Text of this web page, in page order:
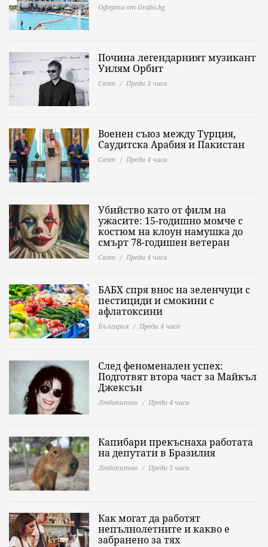
Оферта от Grabo.bg
Почина легендарният музикант
Уилям Орбит
Свят Преди 3 часа
Военен съюз между Турция,
Саудитска Арабия и Пакистан
Свят Преди 4 часа
Убийство като от филм на
ужасите: 15-годишно момче с
костюм на клоун намушка до
смърт 78-годишен ветеран
Свят Преди 4 часа
БАБХ спря внос на зеленчуци с
пестициди и смокини с
афлатоксини
България Преди 4 часа
След феноменален успех:
Подготвят втора част за Майкъл
Джексън
Любопитно Преди 4 часа
Капибари прекъснаха работата
на депутати в Бразилия
Любопитно Преди 5 часа
Как могат да работят
непълнолетните и какво е
забранено за тях